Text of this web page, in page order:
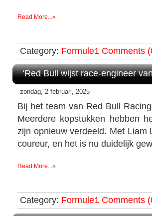
Read More...»
Category: Formule1 Comments
‘Red Bull wijst race-engineer
zondag, 2 februari, 2025
Bij het team van Red Bull
Meerdere kopstukken hebben
zijn opnieuw verdeeld. Met
coureur, en het is nu duidelijk
Read More...»
Category: Formule1 Comments